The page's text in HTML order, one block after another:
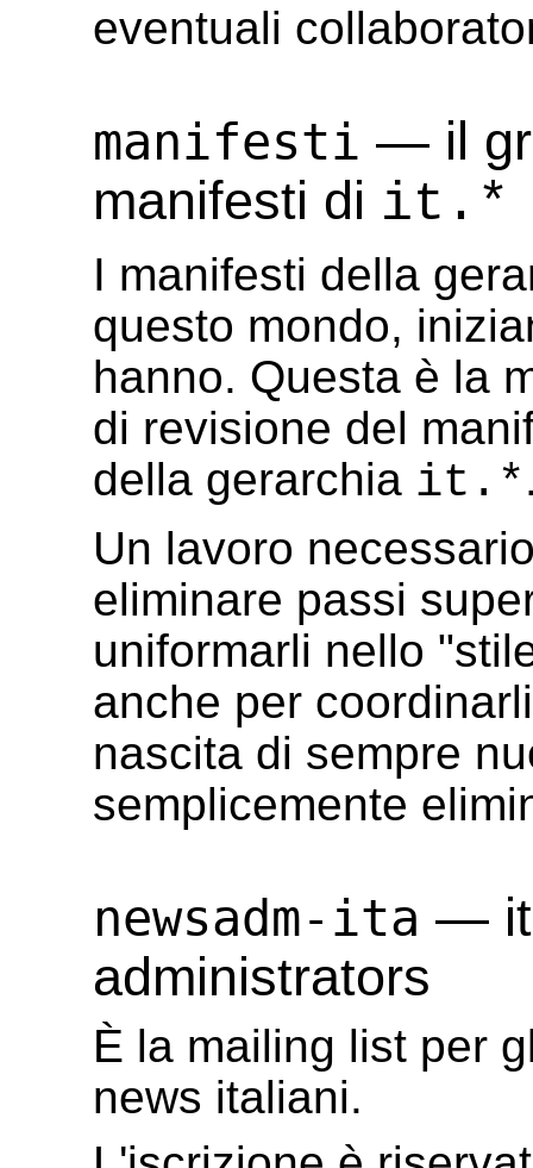
eventuali
manifesti — il
manifesti di it.*
I manifesti della
questo mondo,
hanno. Questa è la
di revisione del
della gerarchia it.*
Un lavoro
eliminare passi
uniformarli nello
anche per
nascita di sempre
semplicemente
newsadm-ita —
administrators
È la mailing list per
news italiani.